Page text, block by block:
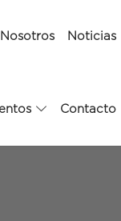
Nosotros Noticias
Contacto